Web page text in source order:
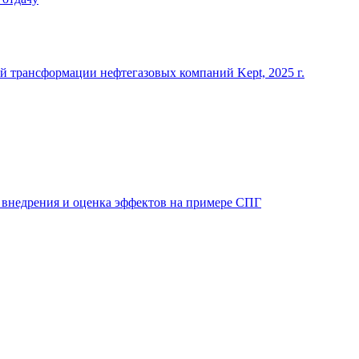
нефтегазовых компаний Kept, 2025 г.
и оценка эффектов на примере СПГ